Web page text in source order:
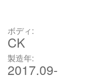
ボディ:
CK
製造年:
2017.09-